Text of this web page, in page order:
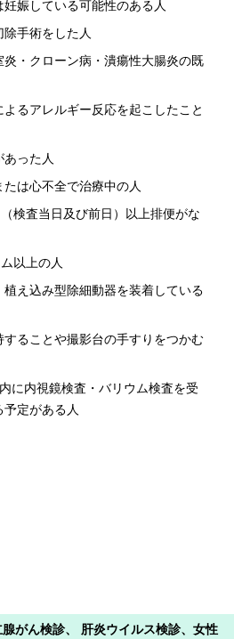
娠している可能性のある人
手術をした人
炎・クローン病・潰瘍性大腸炎の既
るアレルギー反応を起こしたこと
った人
は心不全で治療中の人
検査当日及び前日）以上排便がな
以上の人
え込み型除細動器を装着している
することや撮影台の手すりをつかむ
に内視鏡検査・バリウム検査を受
定がある人
がん検診、 肝炎ウイルス検診、女性